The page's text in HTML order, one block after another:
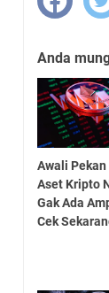
Anda
Awali Pekan
Aset Kripto
Gak Ada
Cek